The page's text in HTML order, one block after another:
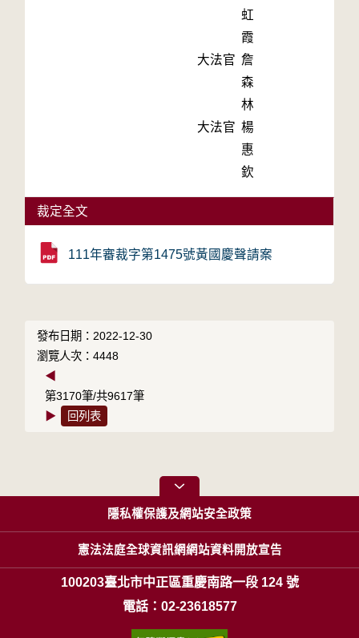
虹
霞
大法官 詹
森
林
大法官 楊
惠
欽
裁定全文
111年審裁字第1475號黃國慶聲請案
發布日期：2022-12-30
瀏覽人次：4448
◀
第3170筆/共9617筆
▶
回列表
隱私權保護及網站安全政策
憲法法庭全球資訊網網站資料開放宣告
100203臺北市中正區重慶南路一段 124 號
電話：02-23618577